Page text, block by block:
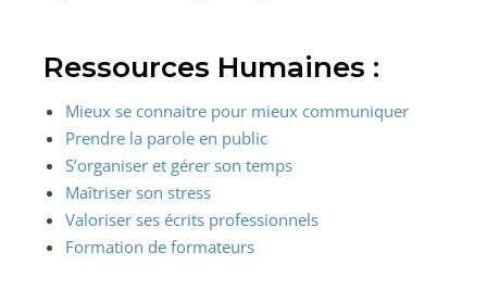
Ressources Humaines :
Mieux se connaitre pour mieux communiquer
Prendre la parole en public
S’organiser et gérer son temps
Maîtriser son stress
Valoriser ses écrits professionnels
Formation de formateurs